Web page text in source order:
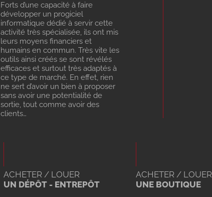
Forts d’une capacité à faire
développer un progiciel
informatique dédié à servir cette
activité très spécialisée, ils ont mis
leurs moyens financiers et
humains en commun. Très vite les
outils ainsi créés se sont révélés
efficaces et surtout très adaptés à
ce type de marché. En effet, rien
ne sert d’avoir un bien à proposer
sans avoir une potentialité de
sortie, tout comme avoir des
clients…
ACHETER / LOUER
UN DÉPÔT - ENTREPÔT
ACHETER / LOUER
UNE BOUTIQUE